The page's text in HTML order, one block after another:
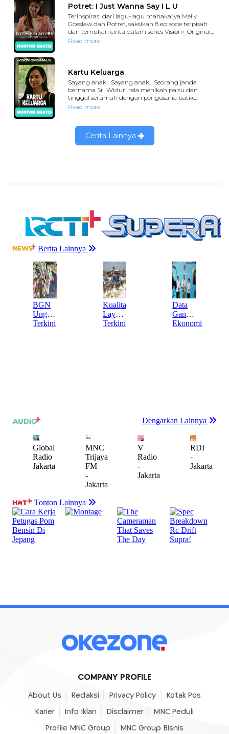
COMPANY PROFILE
About Us Redaksi Privacy Policy Kotak Pos
Karier Info Iklan Disclaimer MNC Peduli
Profile MNC Group MNC Group Bisnis